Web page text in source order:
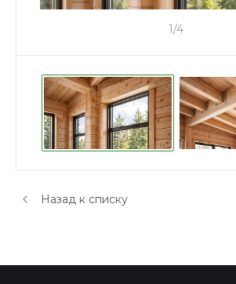
1/4
Назад к списку